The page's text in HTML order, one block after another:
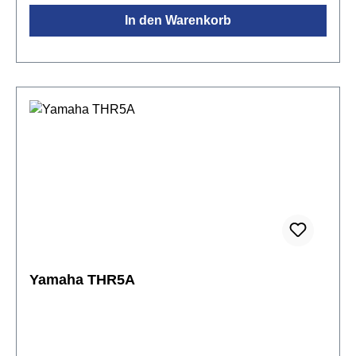
EQGewicht: 10,2 kg
In den Warenkorb
Yamaha THR5A